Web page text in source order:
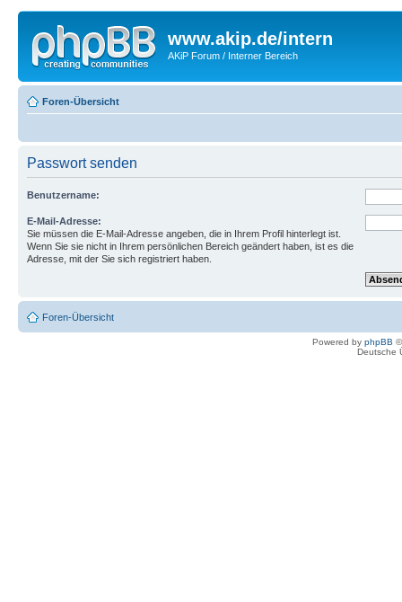
www.akip.de/intern
AKiP Forum / Interner Bereich
Foren-Übersicht
Passwort senden
Benutzername:
E-Mail-Adresse:
Sie müssen die E-Mail-Adresse angeben, die in Ihrem Profil hinterlegt ist.
Wenn Sie sie nicht in Ihrem persönlichen Bereich geändert haben, ist es die
Adresse, mit der Sie sich registriert haben.
Foren-Übersicht
Powered by phpBB
Deutsche